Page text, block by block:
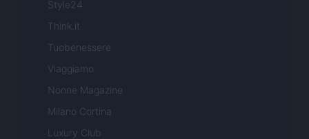
Style24
Think.it
Tuobenessere
Viaggiamo
Nonne Magazine
Milano Cortina
Luxury Club